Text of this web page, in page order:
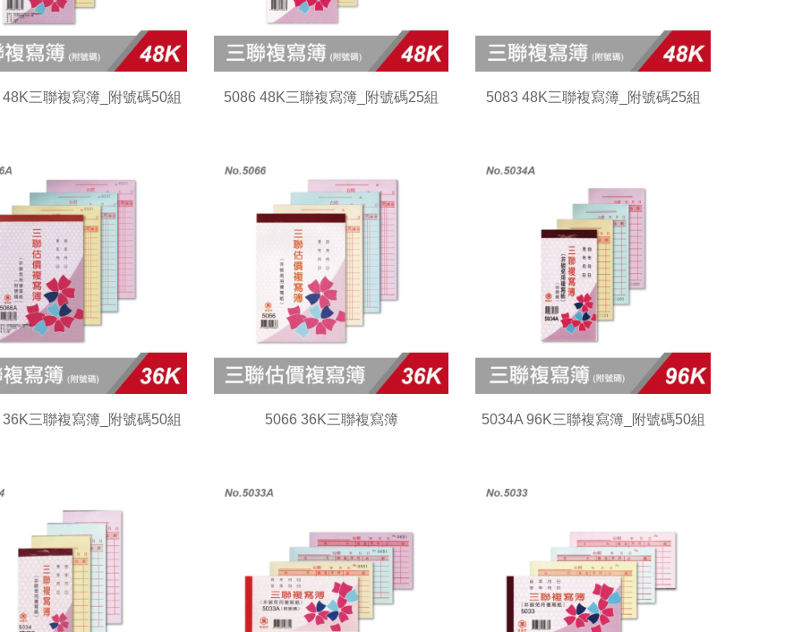
三聯複寫簿_附號碼50組 5086 48K三聯複寫簿_附號碼25組 5083 48K三聯複寫簿_附號碼25組
三聯複寫簿_附號碼50組 5066 36K三聯複寫簿 5034A 96K三聯複寫簿_附號碼50組